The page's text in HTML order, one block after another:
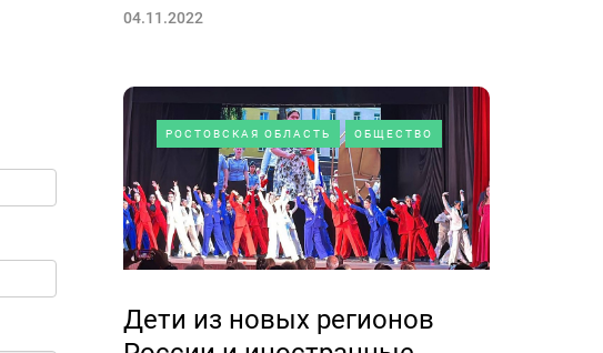
04.11.2022
РОСТОВСКАЯ ОБЛАСТЬ ОБЩЕСТВО
Дети из новых регионов